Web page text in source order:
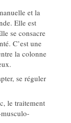
et la
Elle est
se consacre
C’est une
la colonne
se réguler
le traitement